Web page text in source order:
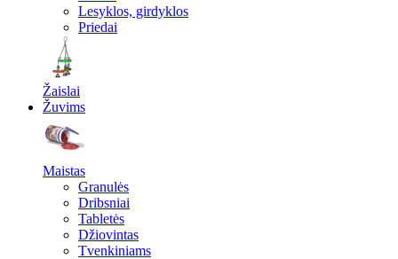
Lesyklos, girdyklos
Priedai
Žaislai
Žuvims
Maistas
Granulės
Dribsniai
Tabletės
Džiovintas
Tvenkiniams